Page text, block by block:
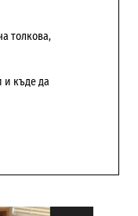
толкова,
и къде да